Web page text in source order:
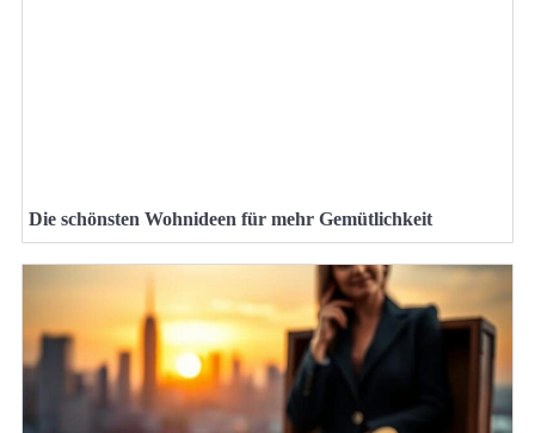
Die schönsten Wohnideen für mehr Gemütlichkeit